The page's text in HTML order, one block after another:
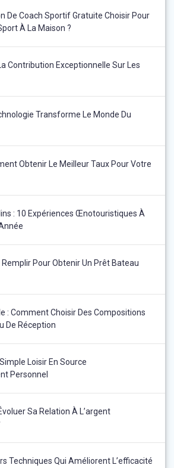
De Coach Sportif Gratuite Choisir Pour
À La Maison ?
Contribution Exceptionnelle Sur Les
Transforme Le Monde Du
Obtenir Le Meilleur Taux Pour Votre
: 10 Expériences Œnotouristiques À
Remplir Pour Obtenir Un Prêt Bateau
: Comment Choisir Des Compositions
De Réception
Loisir En Source
Personnel
Sa Relation À L’argent
Techniques Qui Améliorent L’efficacité